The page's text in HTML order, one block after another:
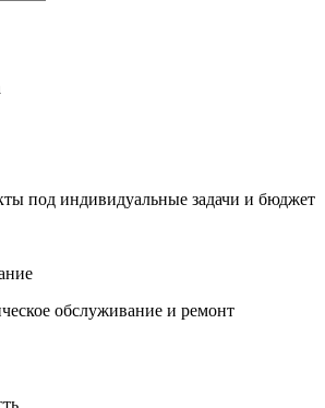
под индивидуальные задачи и бюджет
обслуживание и ремонт